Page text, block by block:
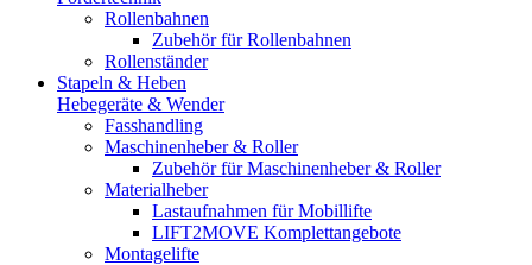
Rollenbahnen
Zubehör für Rollenbahnen
Rollenständer
Stapeln & Heben
Hebegeräte & Wender
Fasshandling
Maschinenheber & Roller
Zubehör für Maschinenheber & Roller
Materialheber
Lastaufnahmen für Mobillifte
LIFT2MOVE Komplettangebote
Montagelifte